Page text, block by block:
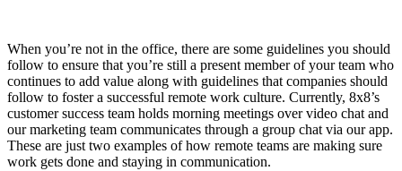
When you’re not in the office, there are some guidelines you should
follow to ensure that you’re still a present member of your team who
continues to add value along with guidelines that companies should
follow to foster a successful remote work culture. Currently, 8x8’s
customer success team holds morning meetings over video chat and
our marketing team communicates through a group chat via our app.
These are just two examples of how remote teams are making sure
work gets done and staying in communication.